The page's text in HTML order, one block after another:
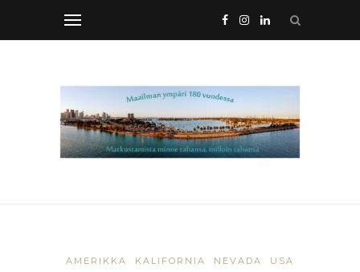
AMERIKKA KALIFORNIA NEVADA USA